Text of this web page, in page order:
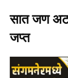
सात जण
जप्त